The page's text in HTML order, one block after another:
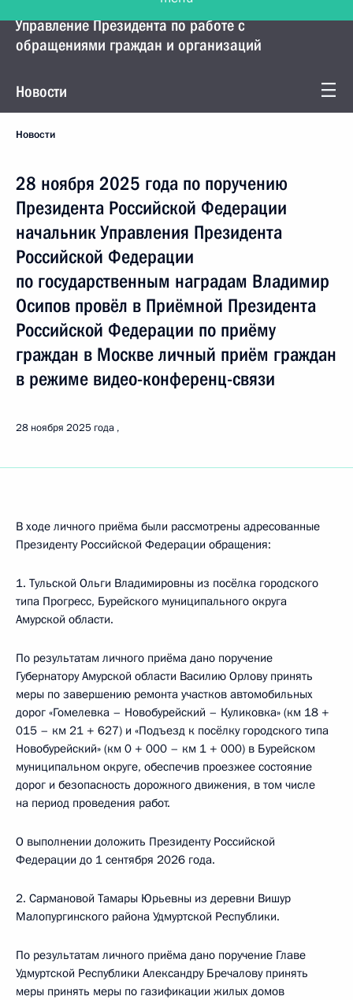
Управление Президента по работе с
обращениями граждан и организаций
Новости
Новости
28 ноября 2025 года по поручению
Президента Российской Федерации
начальник Управления Президента
Российской Федерации
по государственным наградам Владимир
Осипов провёл в Приёмной Президента
Российской Федерации по приёму
граждан в Москве личный приём граждан
в режиме видео-конференц-связи
28 ноября 2025 года
В ходе личного приёма были рассмотрены адресованные
Президенту Российской Федерации обращения:
1. Тульской Ольги Владимировны из посёлка городского
типа Прогресс, Бурейского муниципального округа
Амурской области.
По результатам личного приёма дано поручение
Губернатору Амурской области Василию Орлову принять
меры по завершению ремонта участков автомобильных
дорог «Гомелевка – Новобурейский – Куликовка» (км 18 +
015 – км 21 + 627) и «Подъезд к посёлку городского типа
Новобурейский» (км 0 + 000 – км 1 + 000) в Бурейском
муниципальном округе, обеспечив проезжее состояние
дорог и безопасность дорожного движения, в том числе
на период проведения работ.
О выполнении доложить Президенту Российской
Федерации до 1 сентября 2026 года.
2. Сармановой Тамары Юрьевны из деревни Вишур
Малопургинского района Удмуртской Республики.
По результатам личного приёма дано поручение Главе
Удмуртской Республики Александру Бречалову принять
меры принять меры по газификации жилых домов